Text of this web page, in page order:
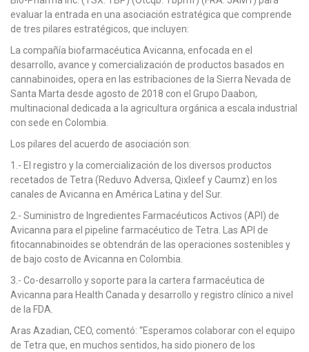
evaluar la entrada en una asociación estratégica que comprende
de tres pilares estratégicos, que incluyen:
La compañía biofarmacéutica Avicanna, enfocada en el
desarrollo, avance y comercialización de productos basados ​​en
cannabinoides, opera en las estribaciones de la Sierra Nevada de
Santa Marta desde agosto de 2018 con el Grupo Daabon,
multinacional dedicada a la agricultura orgánica a escala industrial
con sede en Colombia.
Los pilares del acuerdo de asociación son:
1.- El registro y la comercialización de los diversos productos
recetados de Tetra (Reduvo Adversa, Qixleef y Caumz) en los
canales de Avicanna en América Latina y del Sur.
2.- Suministro de Ingredientes Farmacéuticos Activos (API) de
Avicanna para el pipeline farmacéutico de Tetra. Las API de
fitocannabinoides se obtendrán de las operaciones sostenibles y
de bajo costo de Avicanna en Colombia.
3.- Co-desarrollo y soporte para la cartera farmacéutica de
Avicanna para Health Canada y desarrollo y registro clínico a nivel
de la FDA.
Aras Azadian, CEO, comentó: “Esperamos colaborar con el equipo
de Tetra que, en muchos sentidos, ha sido pionero de los